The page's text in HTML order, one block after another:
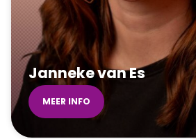
Janneke van Es
MEER INFO